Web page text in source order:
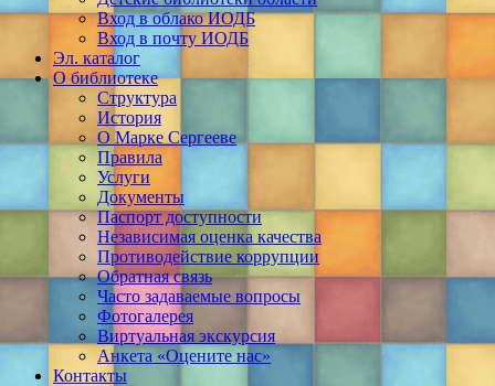
Вход в облако ИОДБ
Вход в почту ИОДБ
Эл. каталог
О библиотеке
Структура
История
О Марке Сергееве
Правила
Услуги
Документы
Паспорт доступности
Независимая оценка качества
Противодействие коррупции
Обратная связь
Часто задаваемые вопросы
Фотогалерея
Виртуальная экскурсия
Анкета «Оцените нас»
Контакты